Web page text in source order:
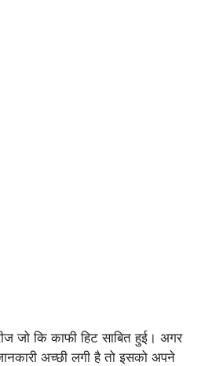
जो कि काफी हिट साबित हुई। अगर
अच्छी लगी है तो इसको अपने